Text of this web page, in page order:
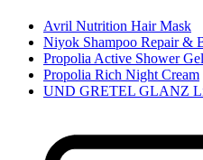
Avril Nutrition Hair Mask
Niyok Shampoo Repair &
Propolia Active Shower Gel
Propolia Rich Night Cream
UND GRETEL GLANZ